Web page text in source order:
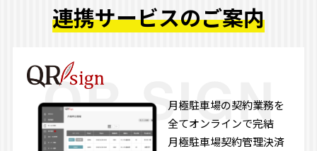
連携サービスのご案内
月極駐車場の契約業務を
全てオンラインで完結
月極駐車場契約管理決済